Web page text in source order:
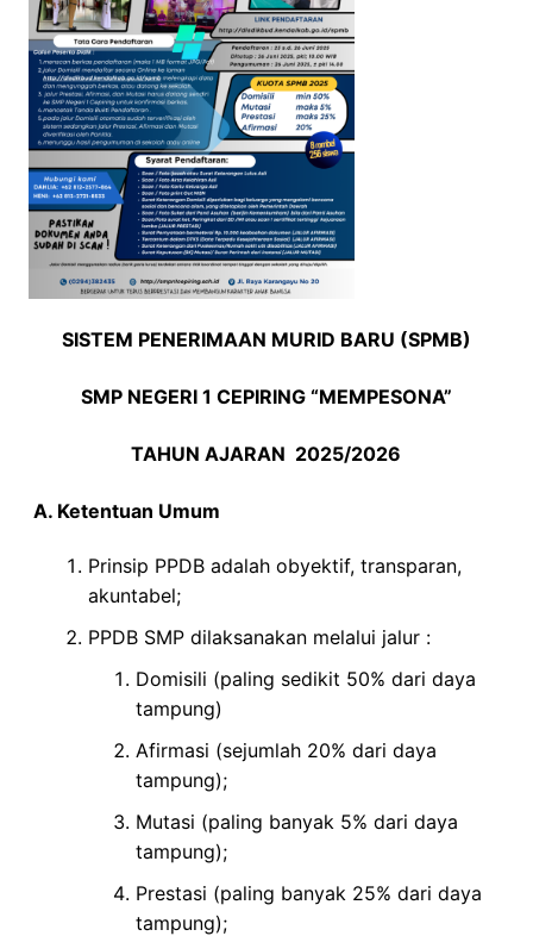
SISTEM PENERIMAAN MURID BARU (SPMB)
SMP NEGERI 1 CEPIRING “MEMPESONA”
TAHUN AJARAN 2025/2026
A. Ketentuan Umum
Prinsip PPDB adalah obyektif, transparan,
akuntabel;
PPDB SMP dilaksanakan melalui jalur :
Domisili (paling sedikit 50% dari daya
tampung)
Afirmasi (sejumlah 20% dari daya
tampung);
Mutasi (paling banyak 5% dari daya
tampung);
Prestasi (paling banyak 25% dari daya
tampung);